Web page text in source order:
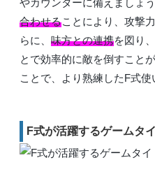
やカウンターに備えましょう
合わせることにより、攻撃
らに、 味方との連携を図り
とで効率的に敵を倒すこと
ことで、より熟練したF式使
F式が活躍するゲームタ